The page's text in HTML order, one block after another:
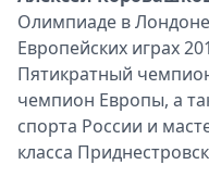
Олимпиаде в
Европейских играх
Пятикратный
чемпион Европы, а
спорта России и
класса